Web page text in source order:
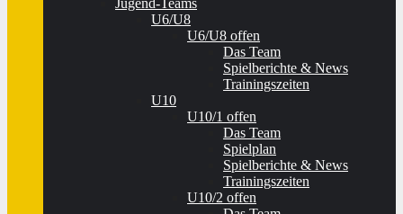
Jugend-Teams
U6/U8
U6/U8 offen
Das Team
Spielberichte & News
Trainingszeiten
U10
U10/1 offen
Das Team
Spielplan
Spielberichte & News
Trainingszeiten
U10/2 offen